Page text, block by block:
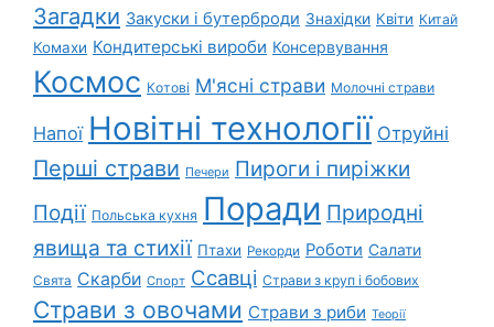
Загадки Закуски і бутерброди Знахідки Квіти Китай
Комахи Кондитерські вироби Консервування
Космос Котові М'ясні страви Молочні страви
Напої Новітні технології Отруйні
Перші страви Печери Пироги і пиріжки
Події Польська кухня Поради Природні
явища та стихії Птахи Рекорди Роботи Салати
Свята Скарби Спорт Ссавці Страви з круп і бобових
Страви з овочами Страви з риби Теорії